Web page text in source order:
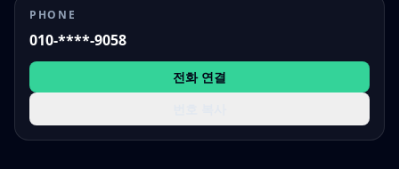
PHONE
010-****-9058
전화 연결